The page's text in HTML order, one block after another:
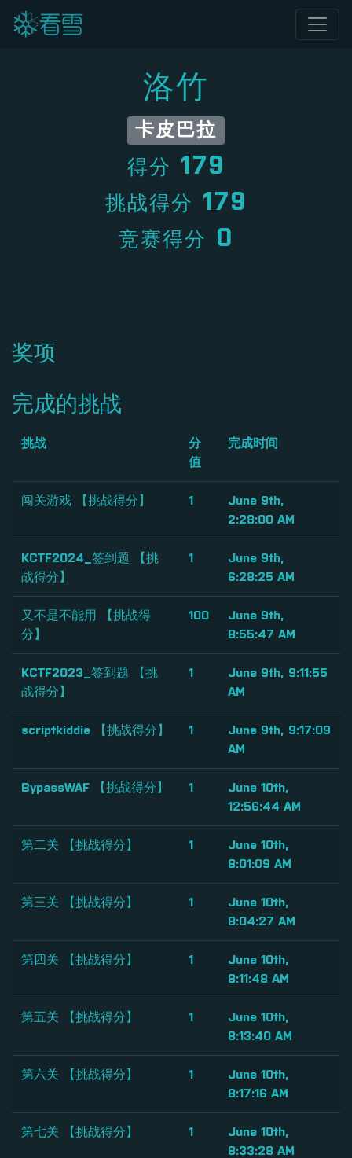
洛竹
卡皮巴拉
得分 179
挑战得分 179
竞赛得分 0
奖项
完成的挑战
挑战
分
值
完成时间
闯关游戏 【挑战得分】 1
June 9th,
2:28:00 AM
KCTF2024_签到题 【挑
战得分】
1
June 9th,
6:28:25 AM
又不是不能用 【挑战得
分】
100
June 9th,
8:55:47 AM
KCTF2023_签到题 【挑
战得分】
1
June 9th, 9:11:55
AM
scriptkiddie 【挑战得分】 1
June 9th, 9:17:09
AM
BypassWAF 【挑战得分】 1
June 10th,
12:56:44 AM
第二关 【挑战得分】 1
June 10th,
8:01:09 AM
第三关 【挑战得分】 1
June 10th,
8:04:27 AM
第四关 【挑战得分】 1
June 10th,
8:11:48 AM
第五关 【挑战得分】 1
June 10th,
8:13:40 AM
第六关 【挑战得分】 1
June 10th,
8:17:16 AM
第七关 【挑战得分】 1
June 10th,
8:33:28 AM